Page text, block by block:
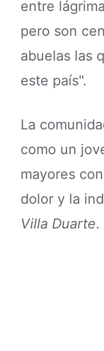
entre
pero son
abuelas las
este país".
La
como un
mayores
dolor y la
Villa Duarte.